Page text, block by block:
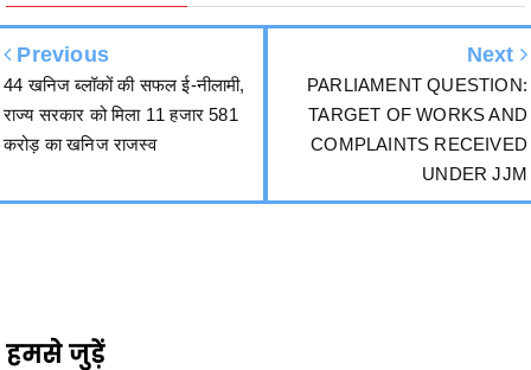
राज्य सरकार को मिला 11 हजार 581
करोड़ का खनिज राजस्व
TARGET OF WORKS AND
COMPLAINTS RECEIVED
UNDER JJM
2340